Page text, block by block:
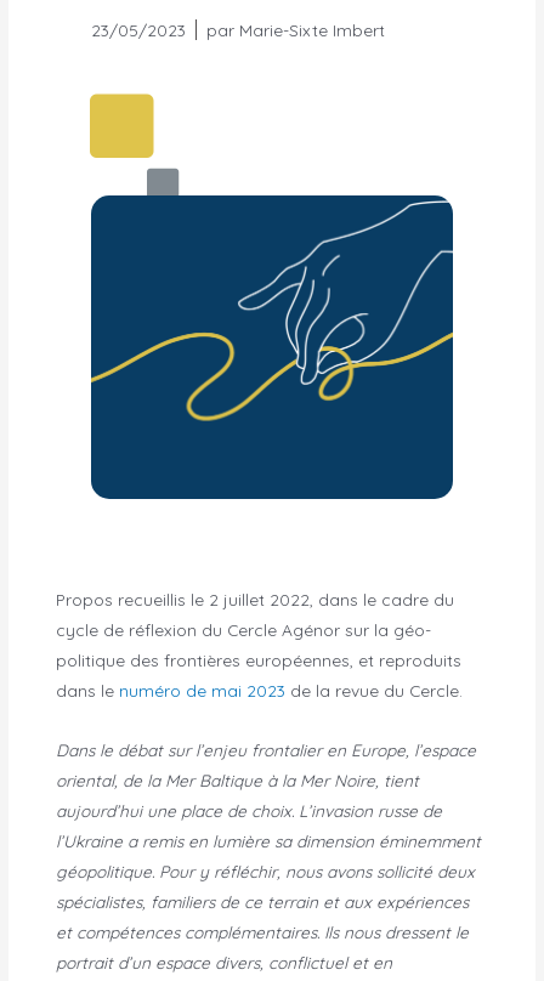
23/05/2023 parMarie-Sixte Imbert
Propos recueillis le 2 juillet 2022, dans le cadre du
cycle de réflexion du Cercle Agénor sur la géo-
politique des frontières européennes, et reproduits
dans le numéro de mai 2023 de la revue du Cercle.
Dans le débat sur l’enjeu frontalier en Europe, l’espace
oriental, de la Mer Baltique à la Mer Noire, tient
aujourd’hui une place de choix. L’invasion russe de
l’Ukraine a remis en lumière sa dimension éminemment
géopolitique. Pour y réfléchir, nous avons sollicité deux
spécialistes, familiers de ce terrain et aux expériences
et compétences complémentaires. Ils nous dressent le
portrait d’un espace divers, conflictuel et en